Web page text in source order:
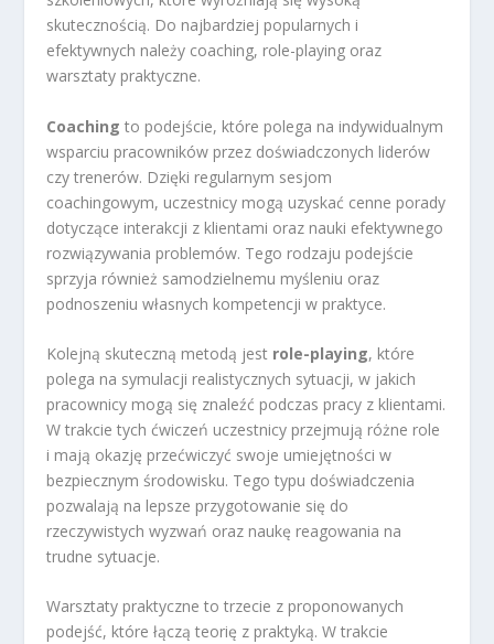
skutecznością. Do najbardziej popularnych i
efektywnych należy coaching, role-playing oraz
warsztaty praktyczne.
Coaching to podejście, które polega na indywidualnym
wsparciu pracowników przez doświadczonych liderów
czy trenerów. Dzięki regularnym sesjom
coachingowym, uczestnicy mogą uzyskać cenne porady
dotyczące interakcji z klientami oraz nauki efektywnego
rozwiązywania problemów. Tego rodzaju podejście
sprzyja również samodzielnemu myśleniu oraz
podnoszeniu własnych kompetencji w praktyce.
Kolejną skuteczną metodą jest role-playing, które
polega na symulacji realistycznych sytuacji, w jakich
pracownicy mogą się znaleźć podczas pracy z klientami.
W trakcie tych ćwiczeń uczestnicy przejmują różne role
i mają okazję przećwiczyć swoje umiejętności w
bezpiecznym środowisku. Tego typu doświadczenia
pozwalają na lepsze przygotowanie się do
rzeczywistych wyzwań oraz naukę reagowania na
trudne sytuacje.
Warsztaty praktyczne to trzecie z proponowanych
podejść, które łączą teorię z praktyką. W trakcie